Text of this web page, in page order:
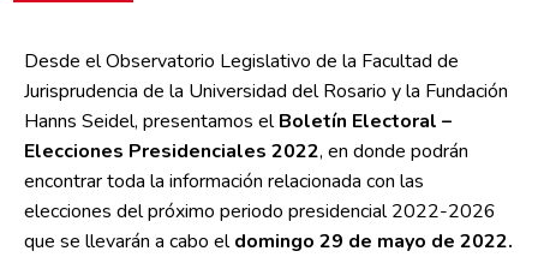
Desde el Observatorio Legislativo de la Facultad de
Jurisprudencia de la Universidad del Rosario y la Fundación
Hanns Seidel, presentamos elBoletín Electoral –
Elecciones Presidenciales 2022, en donde podrán
encontrar toda la información relacionada con las
elecciones del próximo periodo presidencial 2022-2026
que se llevarán a cabo eldomingo 29 de mayo de 2022.